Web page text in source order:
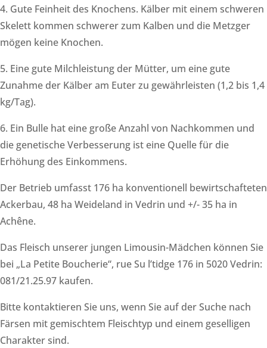
4. Gute Feinheit des Knochens. Kälber mit einem schweren
Skelett kommen schwerer zum Kalben und die Metzger
mögen keine Knochen.
5. Eine gute Milchleistung der Mütter, um eine gute
Zunahme der Kälber am Euter zu gewährleisten (1,2 bis 1,4
kg/Tag).
6. Ein Bulle hat eine große Anzahl von Nachkommen und
die genetische Verbesserung ist eine Quelle für die
Erhöhung des Einkommens.
Der Betrieb umfasst 176 ha konventionell bewirtschafteten
Ackerbau, 48 ha Weideland in Vedrin und +/- 35 ha in
Achêne.
Das Fleisch unserer jungen Limousin-Mädchen können Sie
bei „La Petite Boucherie“, rue Su l’tidge 176 in 5020 Vedrin:
081/21.25.97 kaufen.
Bitte kontaktieren Sie uns, wenn Sie auf der Suche nach
Färsen mit gemischtem Fleischtyp und einem geselligen
Charakter sind.